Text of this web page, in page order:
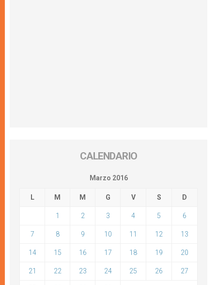
CALENDARIO
Marzo 2016
L M M G V S D
1 2 3 4 5 6
7 8 9 10 11 12 13
14 15 16 17 18 19 20
21 22 23 24 25 26 27